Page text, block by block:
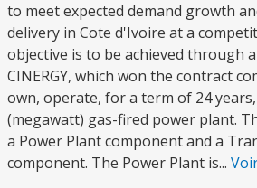
to meet expected demand growth
delivery in Cote d'Ivoire at a
objective is to be achieved through
CINERGY, which won the contract
own, operate, for a term of 24
(megawatt) gas-fired power plant.
a Power Plant component and a
component. The Power Plant is...